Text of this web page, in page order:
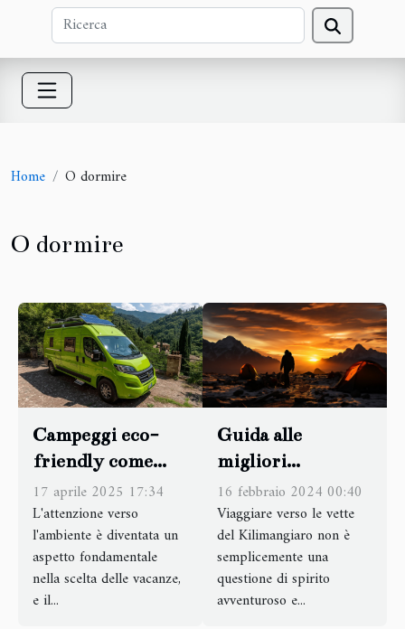
Home O dormire
O dormire
Campeggi eco-
friendly come
trovare i migliori
in Italia
17 aprile 2025 17:34
L'attenzione verso
l'ambiente è diventata un
aspetto fondamentale
nella scelta delle vacanze,
e il...
Guida alle
migliori
strutture
ricettive per chi
si appresta a
scalare il
Kilimangiaro
16 febbraio 2024 00:40
Viaggiare verso le vette
del Kilimangiaro non è
semplicemente una
questione di spirito
avventuroso e...